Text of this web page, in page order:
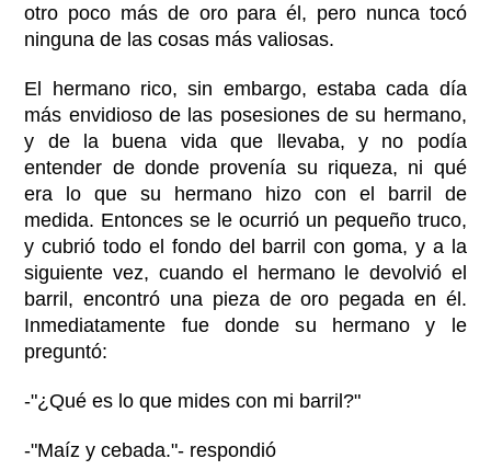
otro poco más de oro para él, pero nunca tocó
ninguna de las cosas más valiosas.
El hermano rico, sin embargo, estaba cada día
más envidioso de las posesiones de su hermano,
y de la buena vida que llevaba, y no podía
entender de donde provenía su riqueza, ni qué
era lo que su hermano hizo con el barril de
medida. Entonces se le ocurrió un pequeño truco,
y cubrió todo el fondo del barril con goma, y a la
siguiente vez, cuando el hermano le devolvió el
barril, encontró una pieza de oro pegada en él.
Inmediatamente fue donde su hermano y le
preguntó:
-"¿Qué es lo que mides con mi barril?"
-"Maíz y cebada."- respondió